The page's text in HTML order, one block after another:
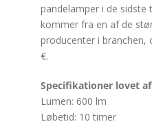
pandelamper i de sidste
kommer fra en af de
producenter i
€.
Specifikationer lovet
Lumen: 600 lm
Løbetid: 10 timer